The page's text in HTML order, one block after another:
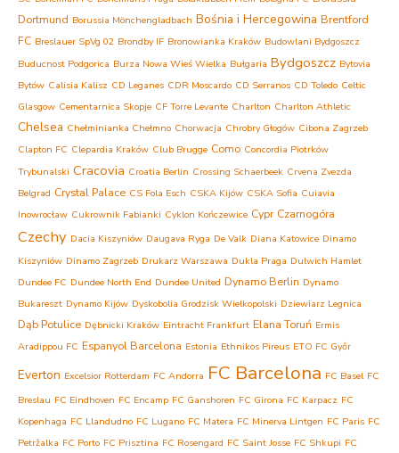
Dortmund Borussia Mönchengladbach Bośnia i Hercegowina Brentford
FC Breslauer SpVg 02 Brondby IF Bronowianka Kraków Budowlani Bydgoszcz
Buducnost Podgorica Burza Nowa Wieś Wielka Bułgaria Bydgoszcz Bytovia
Bytów Calisia Kalisz CD Leganes CDR Moscardo CD Serranos CD Toledo Celtic
Glasgow Cementarnica Skopje CF Torre Levante Charlton Charlton Athletic
Chelsea Chełminianka Chełmno Chorwacja Chrobry Głogów Cibona Zagrzeb
Clapton FC Clepardia Kraków Club Brugge Como Concordia Piotrków
Trybunalski Cracovia Croatia Berlin Crossing Schaerbeek Crvena Zvezda
Belgrad Crystal Palace CS Fola Esch CSKA Kijów CSKA Sofia Cuiavia
Inowrocław Cukrownik Fabianki Cyklon Kończewice Cypr Czarnogóra
Czechy Dacia Kiszyniów Daugava Ryga De Valk Diana Katowice Dinamo
Kiszyniów Dinamo Zagrzeb Drukarz Warszawa Dukla Praga Dulwich Hamlet
Dundee FC Dundee North End Dundee United Dynamo Berlin Dynamo
Bukareszt Dynamo Kijów Dyskobolia Grodzisk Wielkopolski Dziewiarz Legnica
Dąb Potulice Dębnicki Kraków Eintracht Frankfurt Elana Toruń Ermis
Aradippou FC Espanyol Barcelona Estonia Ethnikos Pireus ETO FC Győr
Everton Excelsior Rotterdam FC Andorra FC Barcelona FC Basel FC
Breslau FC Eindhoven FC Encamp FC Ganshoren FC Girona FC Karpacz FC
Kopenhaga FC Llandudno FC Lugano FC Matera FC Minerva Lintgen FC Paris FC
Petržalka FC Porto FC Prisztina FC Rosengard FC Saint Josse FC Shkupi FC